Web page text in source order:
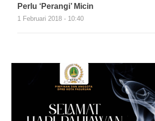
Perlu ‘Perangi’ Micin
1 Februari 2018 - 10:40